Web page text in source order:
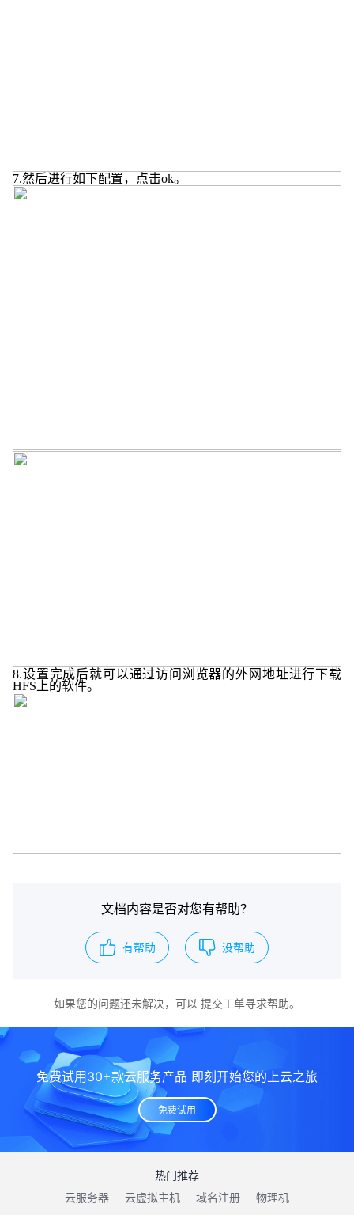
7.然后进行如下配置，点击ok。
8.设置完成后就可以通过访问浏览器的外网地址进行下载
HFS 上的软件。
文档内容是否对您有帮助？
有帮助 没帮助
如果您的问题还未解决，可以 提交工单寻求帮助。
免费试用30+款云服务产品 即刻开始您的上云之旅
免费试用
热门推荐
云服务器
云虚拟主机 域名注册 物理机